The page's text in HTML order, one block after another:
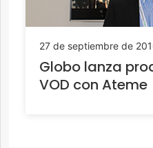
27 de septiembre de
Globo lanza
VOD con Ateme